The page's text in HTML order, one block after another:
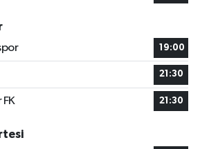
19:00
21:30
21:30